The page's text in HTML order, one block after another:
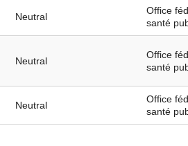
Neutral
Office
santé
Neutral
Office
santé
Neutral
Office
santé